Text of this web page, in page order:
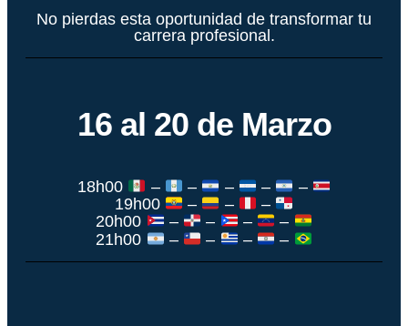
No pierdas esta oportunidad de transformar tu
carrera profesional.
16 al 20 de Marzo
18h00 – – – –
–
19h00
– –
–
20h00
– – –
–
21h00
– – – –